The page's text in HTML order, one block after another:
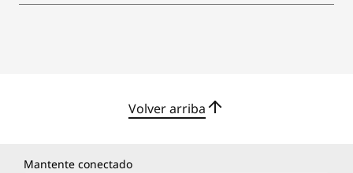
Volver arriba
Mantente conectado